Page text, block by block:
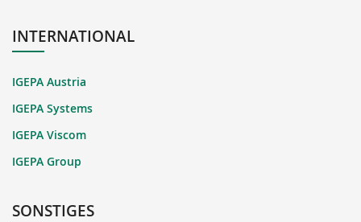
INTERNATIONAL
IGEPA Austria
IGEPA Systems
IGEPA Viscom
IGEPA Group
SONSTIGES